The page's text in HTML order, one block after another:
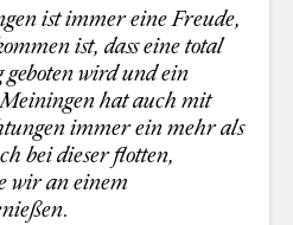
ist immer eine Freude,
ist, dass eine total
wird und ein
hat auch mit
immer ein mehr als
bei dieser flotten,
wir an einem